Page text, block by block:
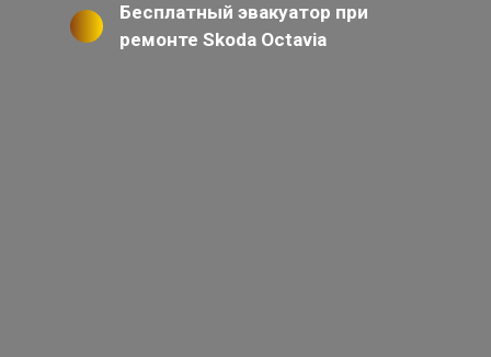
Бесплатный эвакуатор при
ремонте Skoda Octavia